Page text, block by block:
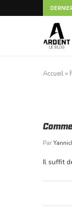
Accueil »
Par
Il suffit